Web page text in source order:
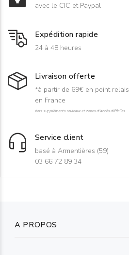
avec le CIC et Paypal
Expédition rapide
24 à 48 heures
Livraison offerte
*à partir de 69€ en point relais
en France
hors suppléments rouleaux et zones d'accès difficiles
Service client
basé à Armentières (59)
03 66 72 89 34
A PROPOS